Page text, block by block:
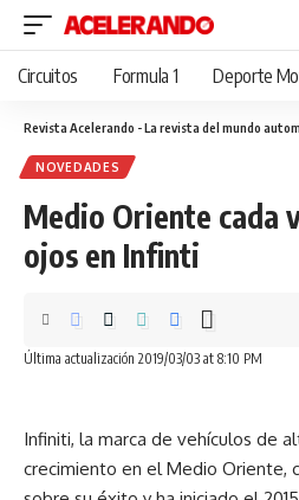
Circuitos Formula 1 Deporte
Revista Acelerando - La revista del mundo
NOVEDADES
Medio Oriente cada
ojos en Infinti
Última actualización 2019/03/03 at 8:10 PM
Infiniti, la marca de vehículos de
crecimiento en el Medio Oriente,